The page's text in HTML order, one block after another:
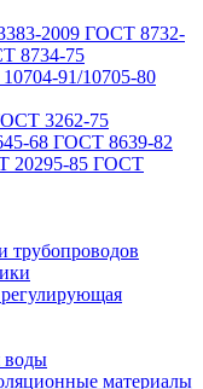
2009 ГОСТ 8732-
8734-75
91/10705-80
3262-75
68 ГОСТ 8639-82
20295-85 ГОСТ
трубопроводов
воды
материалы